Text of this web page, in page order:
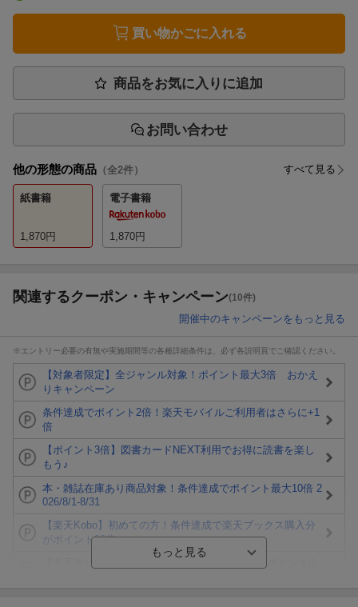
買い物かごに入れる
商品をお気に入りに追加
お問い合わせ
他の形態の商品 （全2件） すべて見る
紙書籍
1,870円
電子書籍
1,870円
関連するクーポン・キャンペーン(10件)
開催中のキャンペーンをもっと見る
※エントリー必要の有無や実施期間等の各種詳細条件は、必ず各説明頁でご確認ください。
【対象者限定】全ジャンル対象！ポイント最大3倍 おかえ
りキャンペーン
条件達成でポイント2倍！楽天モバイルご利用者はさらに+1
倍
【ポイント3倍】図書カードNEXT利用でお得に読書を楽し
もう♪
本・雑誌在庫あり商品対象！条件達成でポイント最大10倍 2
026/8/1-8/31
【楽天Kobo】初めての方！条件達成で楽天ブックス購入分
がポイント20倍